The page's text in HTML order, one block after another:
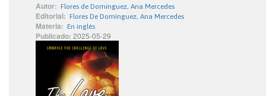
Autor: Flores de Dominguez, Ana Mercedes
Editorial: Flores De Domínguez, Ana Mercedes
Materia: En inglés
Publicado: 2025-05-29